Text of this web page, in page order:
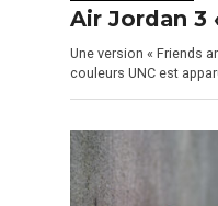
Air Jordan 3
Une version « Friends
couleurs UNC est